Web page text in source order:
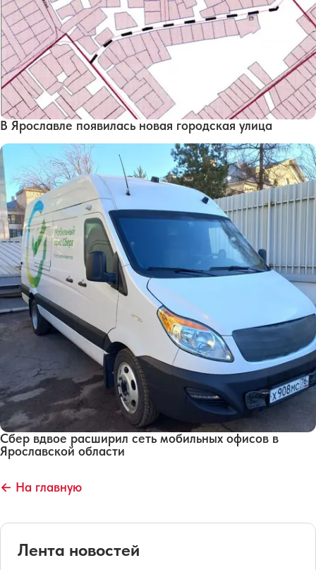
В Ярославле появилась новая городская улица
Сбер вдвое расширил сеть мобильных офисов в
Ярославской области
← На главную
Лента новостей